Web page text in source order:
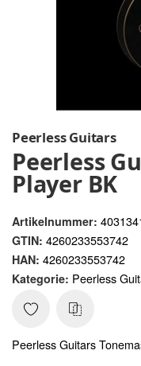
Peerless Guitars
Peerless
Player BK
Artikelnummer:
GTIN: 4260233553742
HAN: 4260233553742
Kategorie: Peerless
Peerless Guitars